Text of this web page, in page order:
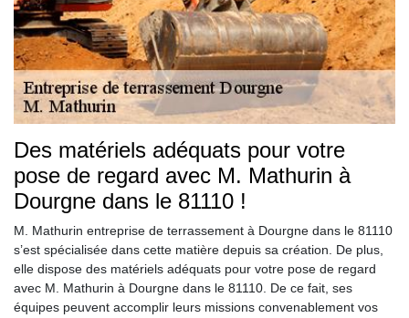
Des matériels adéquats pour votre
pose de regard avec M. Mathurin à
Dourgne dans le 81110 !
M. Mathurin entreprise de terrassement à Dourgne dans le 81110
s’est spécialisée dans cette matière depuis sa création. De plus,
elle dispose des matériels adéquats pour votre pose de regard
avec M. Mathurin à Dourgne dans le 81110. De ce fait, ses
équipes peuvent accomplir leurs missions convenablement vos